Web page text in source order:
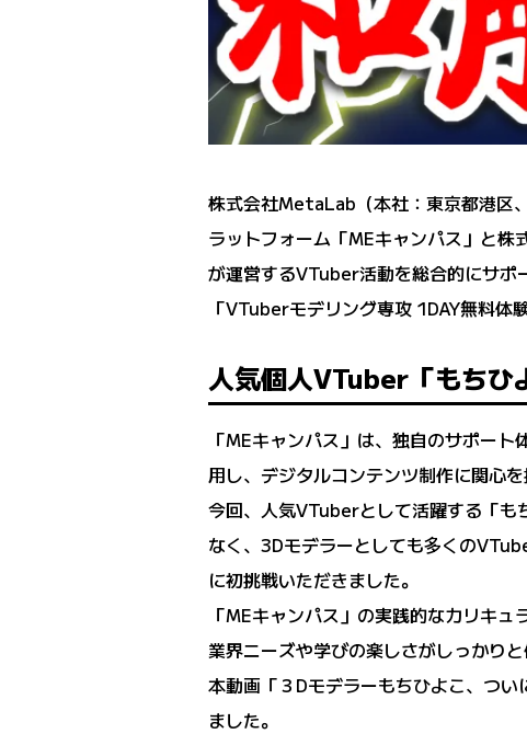
株式会社MetaLab（本社：東京都港区
ラットフォーム「MEキャンパス」と
が運営するVTuber活動を総合的にサポ
「VTuberモデリング専攻 1DAY無料体
人気個人VTuber「もちひ
「MEキャンパス」は、独自のサポー
用し、デジタルコンテンツ制作に関心
今回、人気VTuberとして活躍する「も
なく、3Dモデラーとしても多くの
に初挑戦いただきました。
「MEキャンパス」の実践的なカリキ
業界ニーズや学びの楽しさがしっかり
本動画「３Dモデラーもちひよこ、つ
ました。